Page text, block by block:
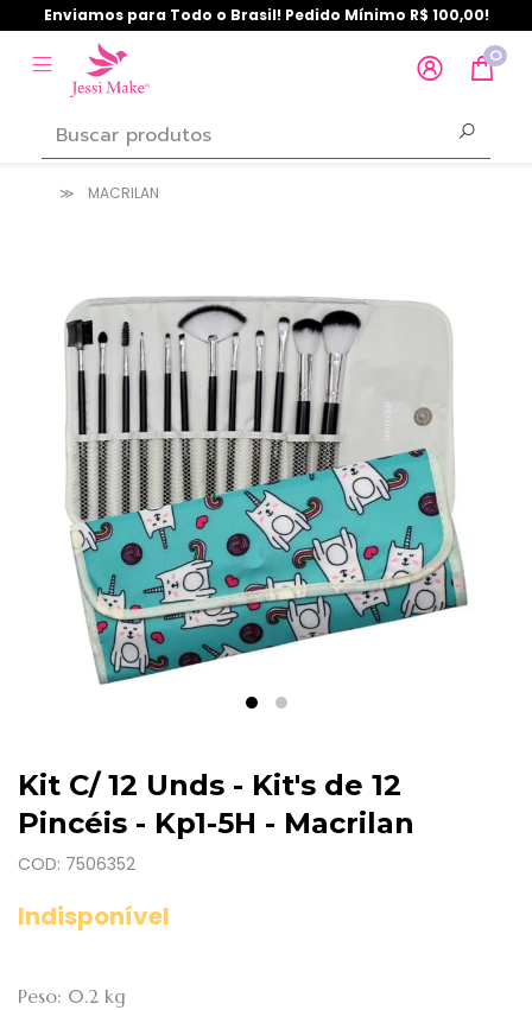
Enviamos para Todo o Brasil! Pedido Mínimo R$ 100,00!
0
MACRILAN
Kit C/ 12 Unds - Kit's de 12
Pincéis - Kp1-5H - Macrilan
COD: 7506352
Indisponível
Peso: 0.2 kg